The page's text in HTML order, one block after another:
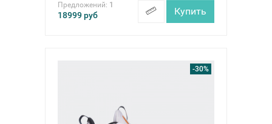
Предложений: 1
18999руб Купить
-30%